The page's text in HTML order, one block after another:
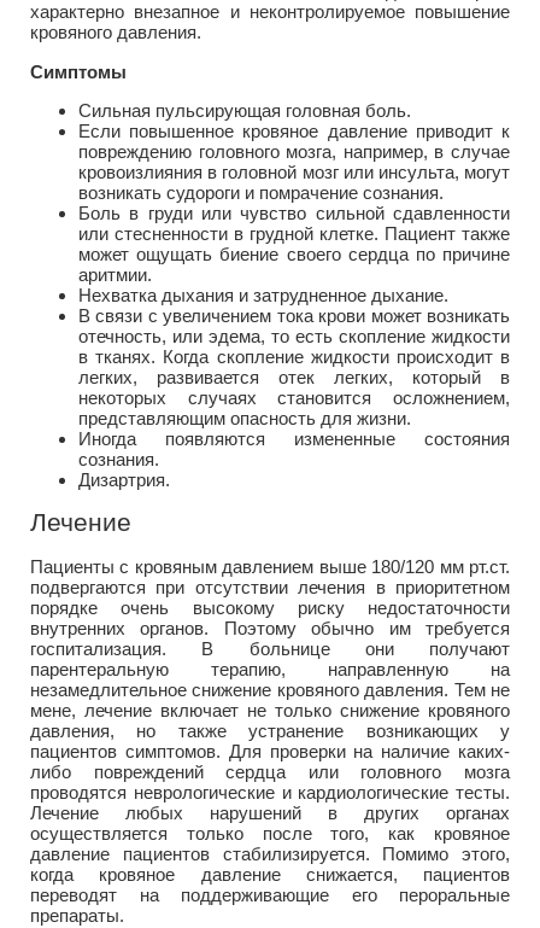
характерно внезапное и неконтролируемое повышение
кровяного давления.
Симптомы
Сильная пульсирующая головная боль.
Если повышенное кровяное давление приводит к
повреждению головного мозга, например, в случае
кровоизлияния в головной мозг или инсульта, могут
возникать судороги и помрачение сознания.
Боль в груди или чувство сильной сдавленности
или стесненности в грудной клетке. Пациент также
может ощущать биение своего сердца по причине
аритмии.
Нехватка дыхания и затрудненное дыхание.
В связи с увеличением тока крови может возникать
отечность, или эдема, то есть скопление жидкости
в тканях. Когда скопление жидкости происходит в
легких, развивается отек легких, который в
некоторых случаях становится осложнением,
представляющим опасность для жизни.
Иногда появляются измененные состояния
сознания.
Дизартрия.
Лечение
Пациенты с кровяным давлением выше 180/120 мм рт.ст.
подвергаются при отсутствии лечения в приоритетном
порядке очень высокому риску недостаточности
внутренних органов. Поэтому обычно им требуется
госпитализация. В больнице они получают
парентеральную терапию, направленную на
незамедлительное снижение кровяного давления. Тем не
мене, лечение включает не только снижение кровяного
давления, но также устранение возникающих у
пациентов симптомов. Для проверки на наличие каких-
либо повреждений сердца или головного мозга
проводятся неврологические и кардиологические тесты.
Лечение любых нарушений в других органах
осуществляется только после того, как кровяное
давление пациентов стабилизируется. Помимо этого,
когда кровяное давление снижается, пациентов
переводят на поддерживающие его пероральные
препараты.